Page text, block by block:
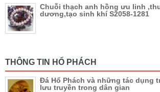
Chuỗi thạch anh hồng ưu linh
dương,tạo sinh khí S2058-1281
THÔNG TIN HỔ PHÁCH
Đá Hổ Phách và những tác dụng
lưu truyền trong dân gian